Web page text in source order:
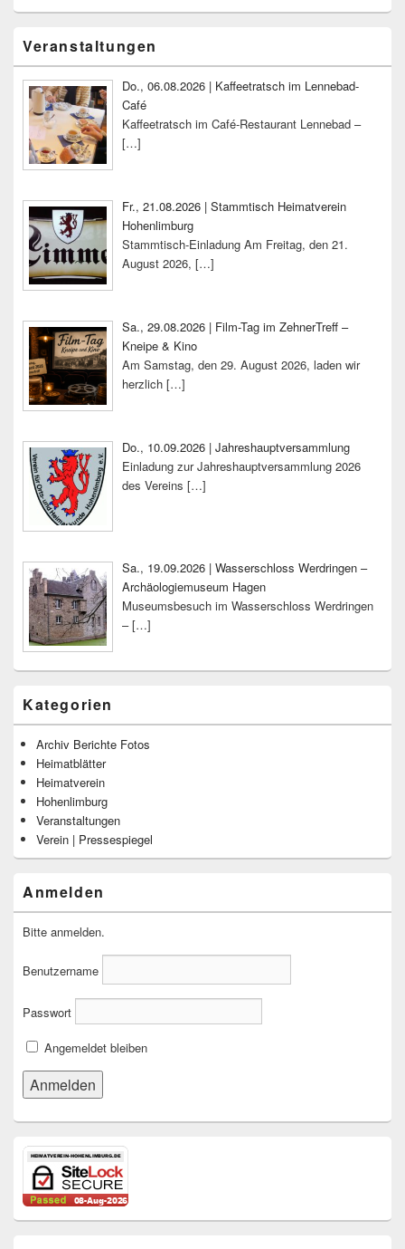
Seitenleisten-
Widgetbereich
Veranstaltungen
Do., 06.08.2026 | Kaffeetratsch im Lennebad-
Café
Kaffeetratsch im Café-Restaurant Lennebad –
[…]
Fr., 21.08.2026 | Stammtisch Heimatverein
Hohenlimburg
Stammtisch-Einladung Am Freitag, den 21.
August 2026, […]
Sa., 29.08.2026 | Film-Tag im ZehnerTreff –
Kneipe & Kino
Am Samstag, den 29. August 2026, laden wir
herzlich […]
Do., 10.09.2026 | Jahreshauptversammlung
Einladung zur Jahreshauptversammlung 2026
des Vereins […]
Sa., 19.09.2026 | Wasserschloss Werdringen –
Archäologiemuseum Hagen
Museumsbesuch im Wasserschloss Werdringen
–[…]
Kategorien
Archiv Berichte Fotos
Heimatblätter
Heimatverein
Hohenlimburg
Veranstaltungen
Verein | Pressespiegel
Anmelden
Bitte anmelden.
Benutzername
Passwort
Angemeldet bleiben